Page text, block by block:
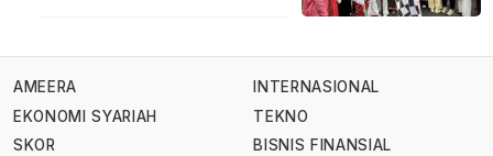
AMEERA
EKONOMI SYARIAH
SKOR
INTERNASIONAL
TEKNO
BISNIS FINANSIAL